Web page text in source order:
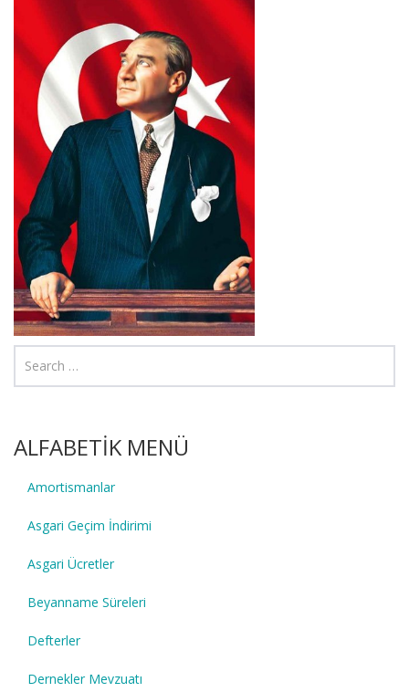
ALFABETİK MENÜ
Amortismanlar
Asgari Geçim İndirimi
Asgari Ücretler
Beyanname Süreleri
Defterler
Dernekler Mevzuatı